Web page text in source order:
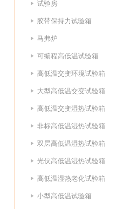
试验房
胶带保持力试验箱
马弗炉
可编程高低温试验箱
高低温交变环境试验箱
大型高低温交变试验箱
高低温交变湿热试验箱
非标高低温湿热试验箱
双层高低温湿热试验箱
光伏高低温湿热试验箱
高低温湿热老化试验箱
小型高低温试验箱